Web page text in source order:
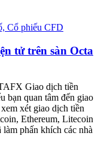
Cổ phiếu CFD
tử trên sàn Octa
Giao dịch tiền
bạn quan tâm đến giao
xét giao dịch tiền
Ethereum, Litecoin
phấn khích các nhà